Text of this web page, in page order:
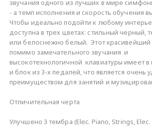
звучания одного из лучших в мире
- а темп исполнения и скорость обучения
Чтобы идеально подойти к любому
доступна в трех цветах: стильный черный,
или белоснежно белый. Этот красивейший
помимо замечательного звучания и
высокотехнологичной клавиатуры имеет в
и блок из 3-х педалей, что является очень
преимуществом для занятий и
Отличительная черта
Улучшено 3 тембра (Elec. Piano, Strings, Elec.